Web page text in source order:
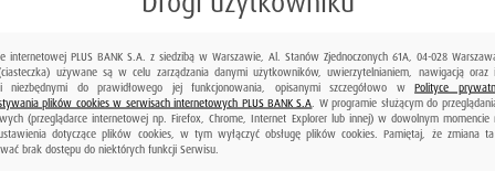
internetowej PLUS BANK S.A. z siedzibą w Warszawie, Al. Stanów Zjednoczonych 61A, 04-028
używane są w celu zarządzania danymi użytkowników, uwierzytelnianiem, nawigacją oraz
niezbędnymi do prawidłowego jej funkcjonowania, opisanymi szczegółowo wPolityce
plików cookies w serwisach internetowych PLUS BANK S.A . W programie służącym do
(przeglądarce internetowej np. Firefox, Chrome, Internet Explorer lub innej) w dowolnym momencie
dotyczące plików cookies, w tym wyłączyć obsługę plików cookies. Pamiętaj, że zmiana
brak dostępu do niektórych funkcji Serwisu.